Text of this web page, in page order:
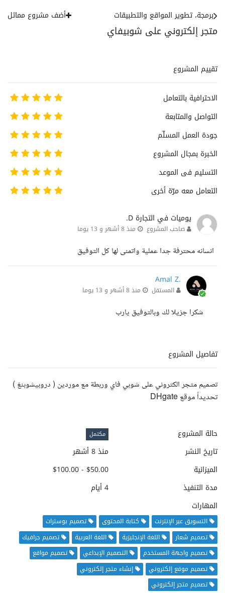
متجر إلكتروني على شوبيفاي
برمجة، تطوير المواقع والتطبيقات أضف مشروع مماثل
تقييم المشروع
الاحترافية بالتعامل
التواصل والمتابعة
جودة العمل المسلّم
الخبرة بمجال المشروع
التسليم فى الموعد
التعامل معه مرّة أخرى
يوميات في التجارة D.
صاحب المشروع منذ 8 أشهر و 13 يوما
انسانه محترفة جدا عملية واتمنى لها كل التوفيق
Amal Z.
المستقل منذ 8 أشهر و 13 يوما
شكرا جزيلا لك وبالتوفيق يارب
تفاصيل المشروع
تصميم متجر الكتروني على شوبي فاي وربطة مع موردين ( دروبيشوبنغ )
تحديداً موقع DHgate
حالة المشروع مكتمل
تاريخ النشر
منذ 8 أشهر
الميزانية
$50.00 - $100.00
مدة التنفيذ
4 أيام
المهارات
التسويق عبر الإنترنت كتابة المحتوى
تصميم بوسترات
تصميم شعار
اللغة الإنجليزية اللغة العربية
تصميم جرافيك
تصميم واجهة المستخدم
التصميم الإبداعي
تصميم مواقع
تصميم موقع إلكتروني
إنشاء متجر إلكتروني
تصميم متجر إلكتروني